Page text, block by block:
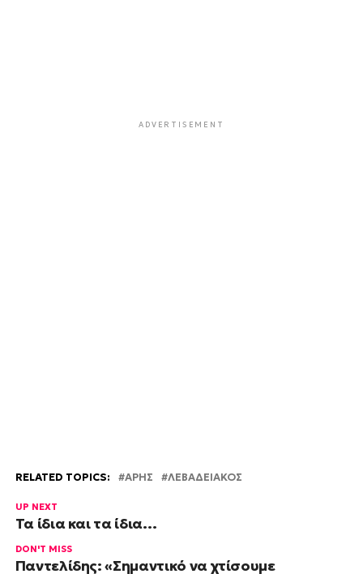
ADVERTISEMENT
RELATED TOPICS: ΑΡΗΣ ΛΕΒΑΔΕΙΑΚΟΣ
UP NEXT
Τα ίδια και τα ίδια…
DON'T MISS
Παντελίδης: «Σημαντικό να χτίσουμε